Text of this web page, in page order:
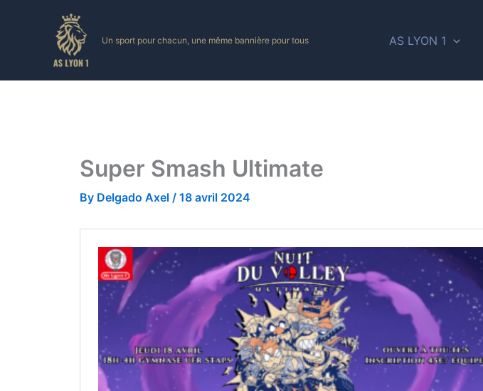
Un sport pour chacun, une même bannière pour tous AS LYON 1
Super Smash Ultimate
By Delgado Axel / 18 avril 2024